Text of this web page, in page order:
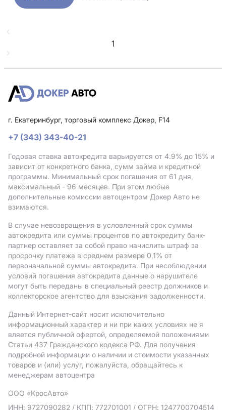
1
г. Екатеринбург, торговый комплекс Докер, F14
+7 (343) 343-40-21
Годовая ставка автокредита варьируется от 4.9% до 15% и
зависит от конкретного банка, сумм займа и кредитной
программы. Минимальный срок погашения от 61 дня,
максимальный - 96 месяцев. При этом любые
дополнительные комиссии автоцентром Докер Авто не
взимаются.
В случае невозвращения в условленный срок суммы
автокредита или суммы процентов по автокредиту банк-
партнер оставляет за собой право начислить штраф за
просрочку платежа в среднем размере 0,1% от
первоначальной суммы автокредита. При несоблюдении
условий погашения автокредита данные о нарушителе
могут быть переданы в специальный реестр должников и
коллекторское агентство для взыскания задолженности.
Данный Интернет-сайт носит исключительно
информационный характер и ни при каких условиях не я
вляется публичной офертой, определяемой положениями
Статьи 437 Гражданского кодекса РФ. Для получения
подробной информации о наличии и стоимости указанных
товаров и (или) услуг, пожалуйста, обращайтесь к
менеджерам автоцентра
ООО «КросАвто»
ИНН: 9727090282 / КПП: 772701001 / ОГРН: 1247700704514